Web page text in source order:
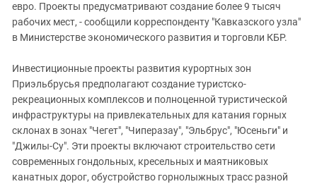
евро. Проекты предусматривают создание более 9 тысяч
рабочих мест, - сообщили корреспонденту "Кавказского узла"
в Министерстве экономического развития и торговли КБР.
Инвестиционные проекты развития курортных зон
Приэльбрусья предполагают создание туристско-
рекреационных комплексов и полноценной туристической
инфраструктуры на привлекательных для катания горных
склонах в зонах "Чегет", "Чиперазау", "Эльбрус", "Юсеньги" и
"Джилы-Су". Эти проекты включают строительство сети
современных гондольных, кресельных и маятниковых
канатных дорог, обустройство горнолыжных трасс разной